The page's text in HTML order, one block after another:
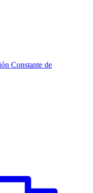
Constante de